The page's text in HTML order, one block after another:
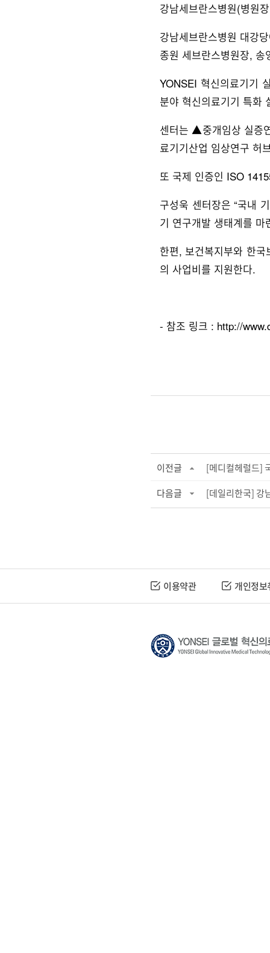
강남세브란스병원(병원
강남세브란스병원 대강
종원 세브란스병원장,
YONSEI 혁신의료기기
분야 혁신의료기기 특화
센터는 ▲중개임상 실증
료기기산업 임상연구 허
또 국제 인증인 ISO
구성욱 센터장은 “국내
기 연구개발 생태계를
한편, 보건복지부와 한
의 사업비를 지원한다.
- 참조 링크 : http://
이전글
[메디컬헤럴드]
다음글
[데일리한국] 강
이용약관 개인정